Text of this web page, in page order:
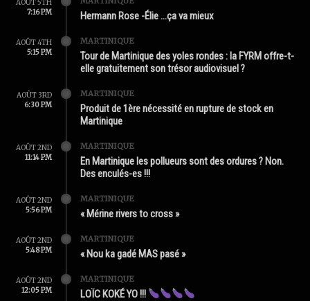
AOÛT 5TH
7:16 PM
Hermann Rose -Élie …ça va mieux
AOÛT 4TH
5:15 PM
MARTINIQUE
Tour de Martinique des yoles rondes : la FYRM offre-t-
elle gratuitement son trésor audiovisuel ?
AOÛT 3RD
6:30 PM
MARTINIQUE
Produit de 1ère nécessité en rupture de stock en
Martinique
AOÛT 2ND
11:14 PM
MARTINIQUE
En Martinique les pollueurs sont des ordures ? Non.
Des enculés-es !!!
AOÛT 2ND
5:56 PM
MARTINIQUE
« Mérine rivers to cross »
AOÛT 2ND
5:48 PM
MARTINIQUE
« Nou ka gadé MAS pasé »
AOÛT 2ND
12:05 PM
MARTINIQUE
LOÏC KOKÉ YO !!!